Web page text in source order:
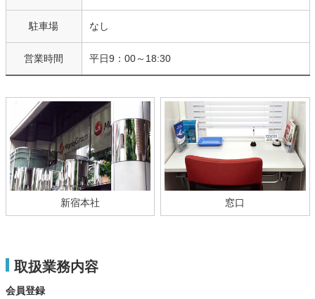
駐車場 なし
営業時間 平日9：00～18:30
新宿本社 窓口
取扱業務内容
会員登録